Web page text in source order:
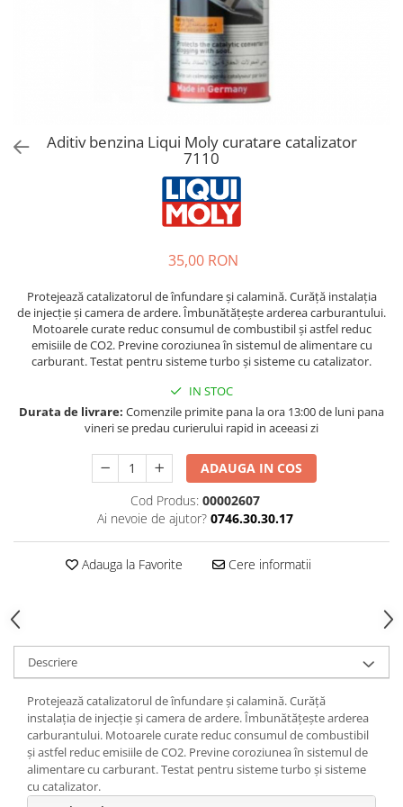
CEARA | SEALANT | TRATAMENTE
PROTECTIE | COATING CERAMIC
LAVETE | PROSOAPE
ACCESORII | ECHIPAMENTE |
Aditiv benzina Liqui Moly curatare catalizator
7110
35,00 RON
Protejează catalizatorul de înfundare şi calamină. Curăţă instalaţia
de injecţie şi camera de ardere. Îmbunătăţeşte arderea carburantului.
Motoarele curate reduc consumul de combustibil şi astfel reduc
emisiile de CO2. Previne coroziunea în sistemul de alimentare cu
carburant. Testat pentru sisteme turbo şi sisteme cu catalizator.
IN STOC
Durata de livrare: Comenzile primite pana la ora 13:00 de luni pana
vineri se predau curierului rapid in aceeasi zi
ADAUGA IN COS
Cod Produs: 00002607
Ai nevoie de ajutor? 0746.30.30.17
Adauga la Favorite Cere informatii
Descriere
Protejează catalizatorul de înfundare şi calamină. Curăţă
instalaţia de injecţie şi camera de ardere. Îmbunătăţeşte arderea
carburantului. Motoarele curate reduc consumul de combustibil
şi astfel reduc emisiile de CO2. Previne coroziunea în sistemul de
alimentare cu carburant. Testat pentru sisteme turbo şi sisteme
cu catalizator.